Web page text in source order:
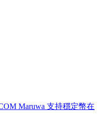
Maruwa 支持穩定幣在